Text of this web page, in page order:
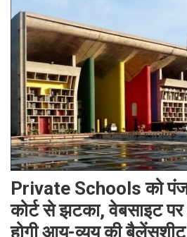
Private Schools को
कोर्ट से झटका, वेबसाइट
होगी आय-व्यय की बैलेंसशीट